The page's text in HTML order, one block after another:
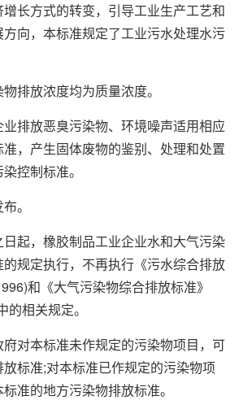
长方式的转变，引导工业生产工艺和
向，本标准规定了工业污水处理水污
放浓度均为质量浓度。
排放恶臭污染物、环境噪声适用相应
，产生固体废物的鉴别、处理和处置
控制标准。
。
起，橡胶制品工业企业水和大气污染
规定执行，不再执行《污水综合排放
和《大气污染物综合排放标准》
相关规定。
对本标准未作规定的污染物项目，可
标准;对本标准已作规定的污染物项
准的地方污染物排放标准。